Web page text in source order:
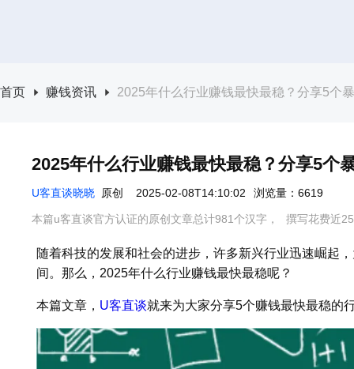
首页 赚钱资讯 2025年什么行业赚钱最快最稳？分享5个
2025年什么行业赚钱最快最稳？分享5个
U客直谈晓晓 原创 2025-02-08T14:10:02 浏览量：6619
本篇u客直谈官方认证的原创文章总计981个汉字， 撰写花费近
随着科技的发展和社会的进步，许多新兴行业迅速崛起
间。那么，2025年什么行业赚钱最快最稳呢？
本篇文章， U客直谈就来为大家分享5个赚钱最快最稳的